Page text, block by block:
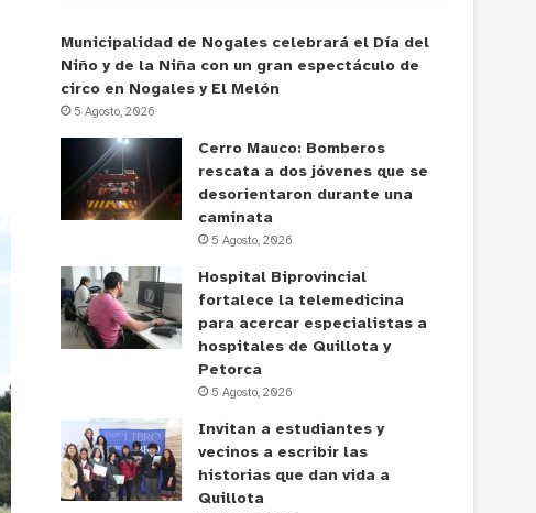
Municipalidad de Nogales celebrará el Día del
Niño y de la Niña con un gran espectáculo de
circo en Nogales y El Melón
5 Agosto, 2026
Cerro Mauco: Bomberos
rescata a dos jóvenes que se
desorientaron durante una
caminata
5 Agosto, 2026
Hospital Biprovincial
fortalece la telemedicina
para acercar especialistas a
hospitales de Quillota y
Petorca
5 Agosto, 2026
Invitan a estudiantes y
vecinos a escribir las
historias que dan vida a
Quillota